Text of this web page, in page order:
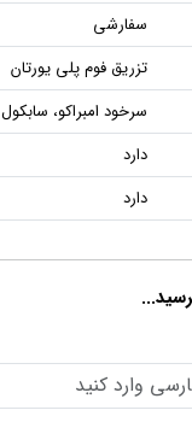
سفارشی
تزریق فوم پلی یورتان
سرخود امبراکو، سابکول
دارد
دارد